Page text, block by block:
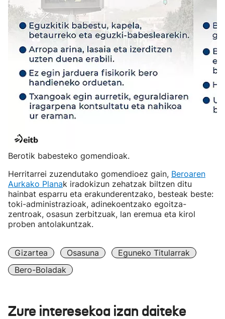
Berotik babesteko gomendioak.
Herritarrei zuzendutako gomendioez gain, Beroaren
Aurkako Planak iradokizun zehatzak biltzen ditu
hainbat esparru eta erakunderentzako, besteak beste:
toki-administrazioak, adinekoentzako egoitza-
zentroak, osasun zerbitzuak, lan eremua eta kirol
proben antolakuntzak.
Gizartea Osasuna
Eguneko Titularrak
Bero-Boladak
Zure interesekoa izan daiteke